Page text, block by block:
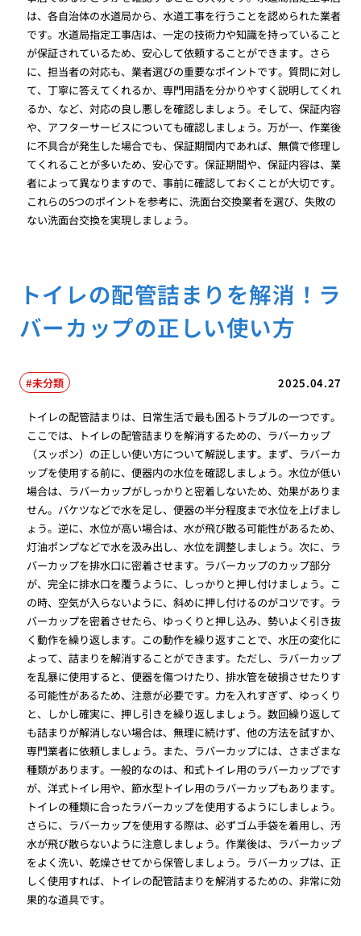
は、各自治体の水道局から、水道工事を行うことを認められた業者
です。水道局指定工事店は、一定の技術力や知識を持っていること
が保証されているため、安心して依頼することができます。さら
に、担当者の対応も、業者選びの重要なポイントです。質問に対し
て、丁寧に答えてくれるか、専門用語を分かりやすく説明してくれ
るか、など、対応の良し悪しを確認しましょう。そして、保証内容
や、アフターサービスについても確認しましょう。万が一、作業後
に不具合が発生した場合でも、保証期間内であれば、無償で修理し
てくれることが多いため、安心です。保証期間や、保証内容は、業
者によって異なりますので、事前に確認しておくことが大切です。
これらの5つのポイントを参考に、洗面台交換業者を選び、失敗の
ない洗面台交換を実現しましょう。
トイレの配管詰まりを解消！ラ
バーカップの正しい使い方
2025.04.27
未分類
トイレの配管詰まりは、日常生活で最も困るトラブルの一つです。
ここでは、トイレの配管詰まりを解消するための、ラバーカップ
（スッポン）の正しい使い方について解説します。まず、ラバーカ
ップを使用する前に、便器内の水位を確認しましょう。水位が低い
場合は、ラバーカップがしっかりと密着しないため、効果がありま
せん。バケツなどで水を足し、便器の半分程度まで水位を上げまし
ょう。逆に、水位が高い場合は、水が飛び散る可能性があるため、
灯油ポンプなどで水を汲み出し、水位を調整しましょう。次に、ラ
バーカップを排水口に密着させます。ラバーカップのカップ部分
が、完全に排水口を覆うように、しっかりと押し付けましょう。こ
の時、空気が入らないように、斜めに押し付けるのがコツです。ラ
バーカップを密着させたら、ゆっくりと押し込み、勢いよく引き抜
く動作を繰り返します。この動作を繰り返すことで、水圧の変化に
よって、詰まりを解消することができます。ただし、ラバーカップ
を乱暴に使用すると、便器を傷つけたり、排水管を破損させたりす
る可能性があるため、注意が必要です。力を入れすぎず、ゆっくり
と、しかし確実に、押し引きを繰り返しましょう。数回繰り返して
も詰まりが解消しない場合は、無理に続けず、他の方法を試すか、
専門業者に依頼しましょう。また、ラバーカップには、さまざまな
種類があります。一般的なのは、和式トイレ用のラバーカップです
が、洋式トイレ用や、節水型トイレ用のラバーカップもあります。
トイレの種類に合ったラバーカップを使用するようにしましょう。
さらに、ラバーカップを使用する際は、必ずゴム手袋を着用し、汚
水が飛び散らないように注意しましょう。作業後は、ラバーカップ
をよく洗い、乾燥させてから保管しましょう。ラバーカップは、正
しく使用すれば、トイレの配管詰まりを解消するための、非常に効
果的な道具です。